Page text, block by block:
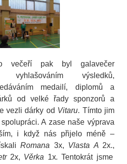
večeří pak byl galavečer
výsledků,
medailí, diplomů a
od velké řady sponzorů a
vezli dárky od Vitaru. Tímto jim
A zase naše výprava
i když nás přijelo méně –
Romana 3x, Vlasta A 2x.,
2x, Věrka 1x. Tentokrát jsme